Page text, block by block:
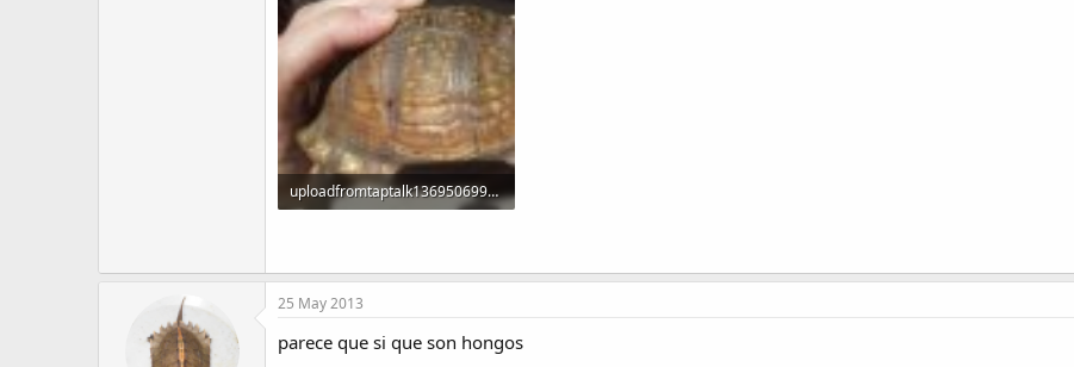
uploadfromtaptalk1369506998416.jpg
25 May 2013
parece que si que son hongos